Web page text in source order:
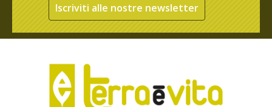
Iscriviti alle nostre newsletter